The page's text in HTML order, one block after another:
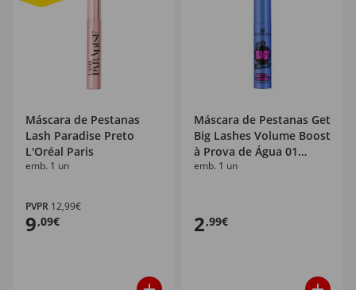
Máscara de Pestanas
Lash Paradise Preto
L'Oréal Paris
emb. 1 un
PVPR 12,99€
9,09€
Máscara de Pestanas Get
Big Lashes Volume Boost
à Prova de Água 01
Essence
emb. 1 un
2,99€